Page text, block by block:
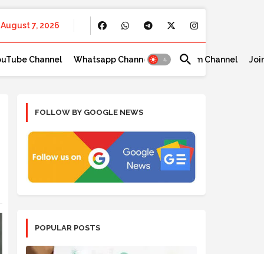
August 7, 2026
Channel Whatsapp Channel Telegram Channel
FOLLOW BY GOOGLE NEWS
POPULAR POSTS